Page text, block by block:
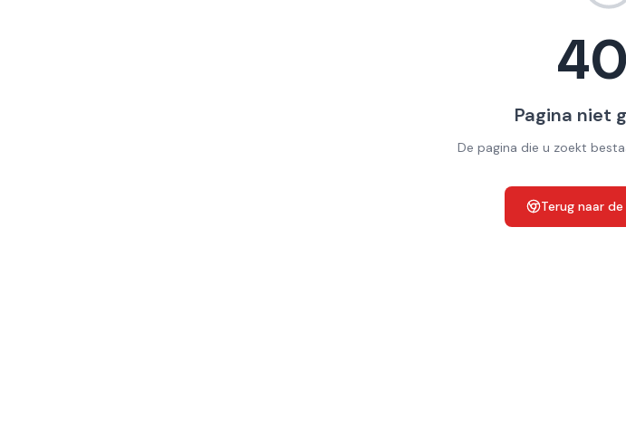
Pagina niet
De pagina die u zoekt
Terug naar